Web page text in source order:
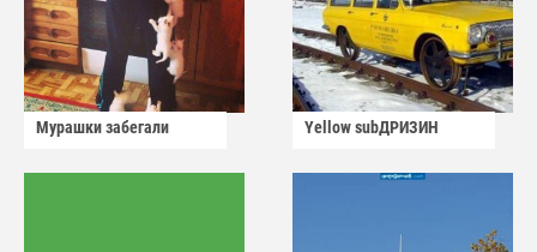
Мурашки забегали Yellow subДРИЗИН